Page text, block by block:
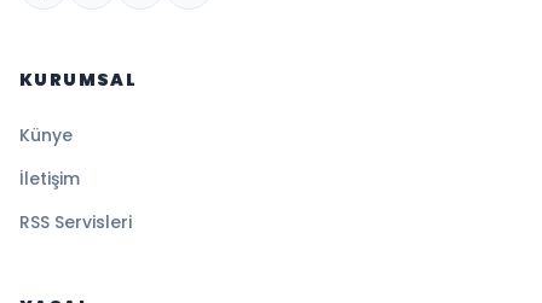
KURUMSAL
Künye
İletişim
RSS Servisleri